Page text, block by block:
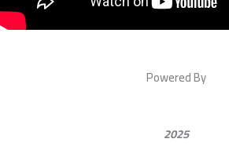
Powered By
2025